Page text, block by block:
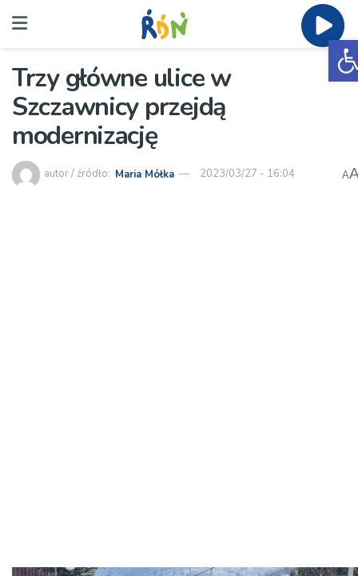
Trzy główne ulice w
Szczawnicy przejdą
modernizację
autor / źródło: Maria Mółka 2023/03/27 - 16:04 A